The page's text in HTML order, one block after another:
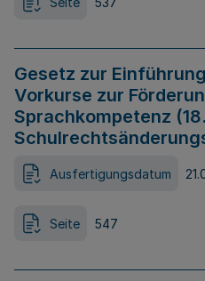
Gesetz zur
Vorkurse zur
Sprachkompetenz (18.
Ausfertigungsdatum
Seite 547